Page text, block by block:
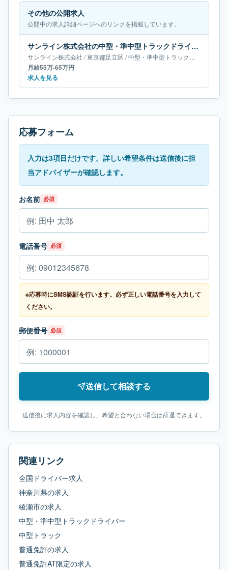
その他の公開求人
公開中の求人詳細ページへのリンクを掲載しています。
サンライン株式会社の中型・準中型トラックドライバー求人｜東京都足立区｜月給55万-65万円
サンライン株式会社 /東京都足立区 /中型・準中型トラックドライバー
月給55万-65万円
求人を見る
応募フォーム
入力は3項目だけです。詳しい希望条件は送信後に担
当アドバイザーが確認します。
お名前 必須
電話番号 必須
※応募時にSMS認証を行います。必ず正しい電話番号を入力して
ください。
郵便番号 必須
送信して相談する
送信後に求人内容を確認し、希望と合わない場合は辞退できます。
関連リンク
全国ドライバー求人
神奈川県の求人
綾瀬市の求人
中型・準中型トラックドライバー
中型トラック
普通免許の求人
普通免許AT限定の求人